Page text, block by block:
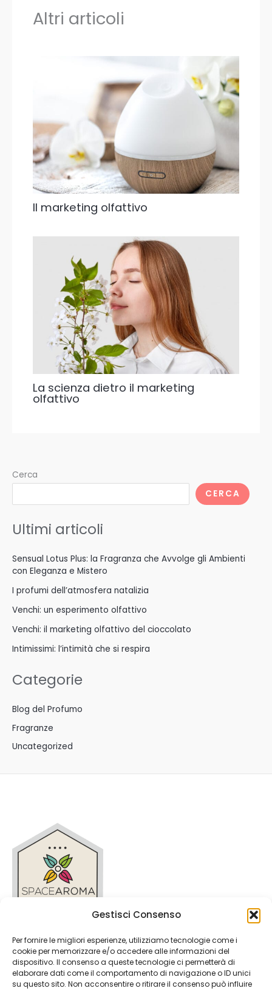
Gestisci Consenso
Per fornire le migliori esperienze, utilizziamo tecnologie come i
cookie per memorizzare e/o accedere alle informazioni del
dispositivo. Il consenso a queste tecnologie ci permetterà di
elaborare dati come il comportamento di navigazione o ID unici
su questo sito. Non acconsentire o ritirare il consenso può influire
Altri articoli
Il marketing olfattivo
La scienza dietro il marketing
olfattivo
Cerca
CERCA
Ultimi articoli
Sensual Lotus Plus: la Fragranza che Avvolge gli Ambienti
con Eleganza e Mistero
I profumi dell’atmosfera natalizia
Venchi: un esperimento olfattivo
Venchi: il marketing olfattivo del cioccolato
Intimissimi: l’intimità che si respira
Categorie
Blog del Profumo
Fragranze
Uncategorized
Privacy Policy
Condizioni Generali
Cookie Policy (UE)